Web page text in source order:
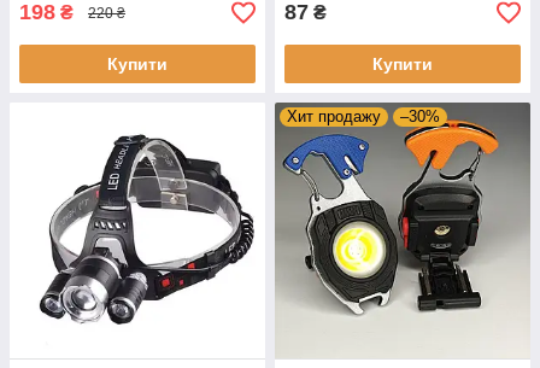
198 ₴ 220 ₴
Купити
87 ₴
Купити
Хит продажу –30%